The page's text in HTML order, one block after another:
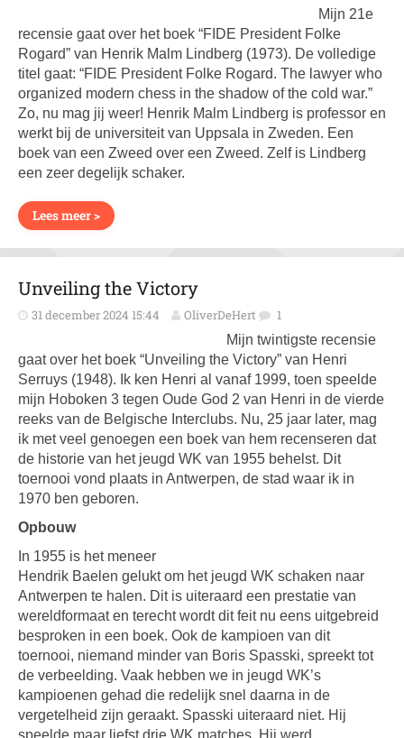
Mijn 21e
recensie gaat over het boek “FIDE President Folke
Rogard” van Henrik Malm Lindberg (1973). De volledige
titel gaat: “FIDE President Folke Rogard. The lawyer who
organized modern chess in the shadow of the cold war.”
Zo, nu mag jij weer! Henrik Malm Lindberg is professor en
werkt bij de universiteit van Uppsala in Zweden. Een
boek van een Zweed over een Zweed. Zelf is Lindberg
een zeer degelijk schaker.
Lees meer >
Unveiling the Victory
31 december 2024 15:44 OliverDeHert 1
Mijn twintigste recensie
gaat over het boek “Unveiling the Victory” van Henri
Serruys (1948). Ik ken Henri al vanaf 1999, toen speelde
mijn Hoboken 3 tegen Oude God 2 van Henri in de vierde
reeks van de Belgische Interclubs. Nu, 25 jaar later, mag
ik met veel genoegen een boek van hem recenseren dat
de historie van het jeugd WK van 1955 behelst. Dit
toernooi vond plaats in Antwerpen, de stad waar ik in
1970 ben geboren.
Opbouw
In 1955 is het meneer
Hendrik Baelen gelukt om het jeugd WK schaken naar
Antwerpen te halen. Dit is uiteraard een prestatie van
wereldformaat en terecht wordt dit feit nu eens uitgebreid
besproken in een boek. Ook de kampioen van dit
toernooi, niemand minder van Boris Spasski, spreekt tot
de verbeelding. Vaak hebben we in jeugd WK’s
kampioenen gehad die redelijk snel daarna in de
vergetelheid zijn geraakt. Spasski uiteraard niet. Hij
speelde maar liefst drie WK matches. Hij werd